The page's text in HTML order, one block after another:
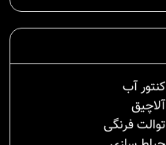
کنتور آب
آلاچیق
توالت فرنگی